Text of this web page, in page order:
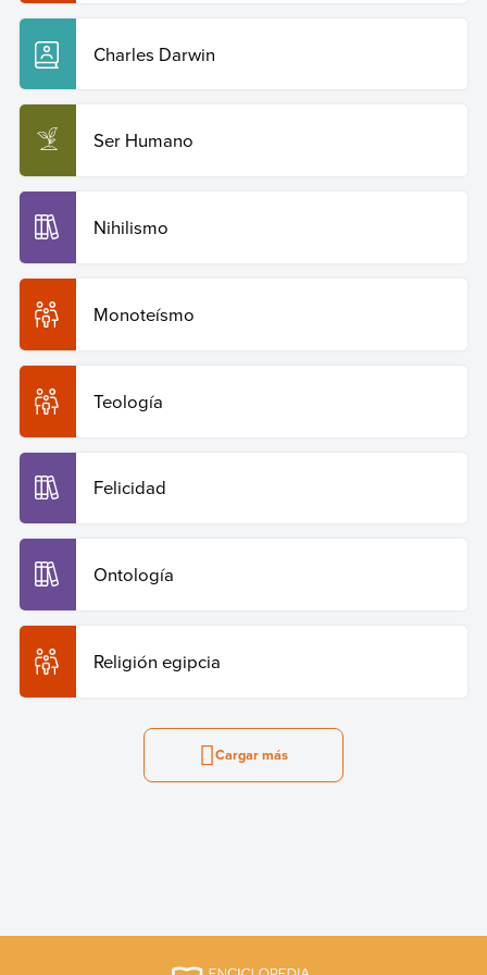
Charles Darwin
Ser Humano
Nihilismo
Monoteísmo
Teología
Felicidad
Ontología
Religión egipcia
Cargar más